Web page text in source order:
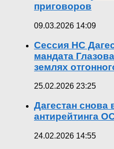
приговоров
09.03.2026 14:09
Сессия НС
мандата
землях
25.02.2026 23:25
Дагестан снова
антирейтинга
24.02.2026 14:55